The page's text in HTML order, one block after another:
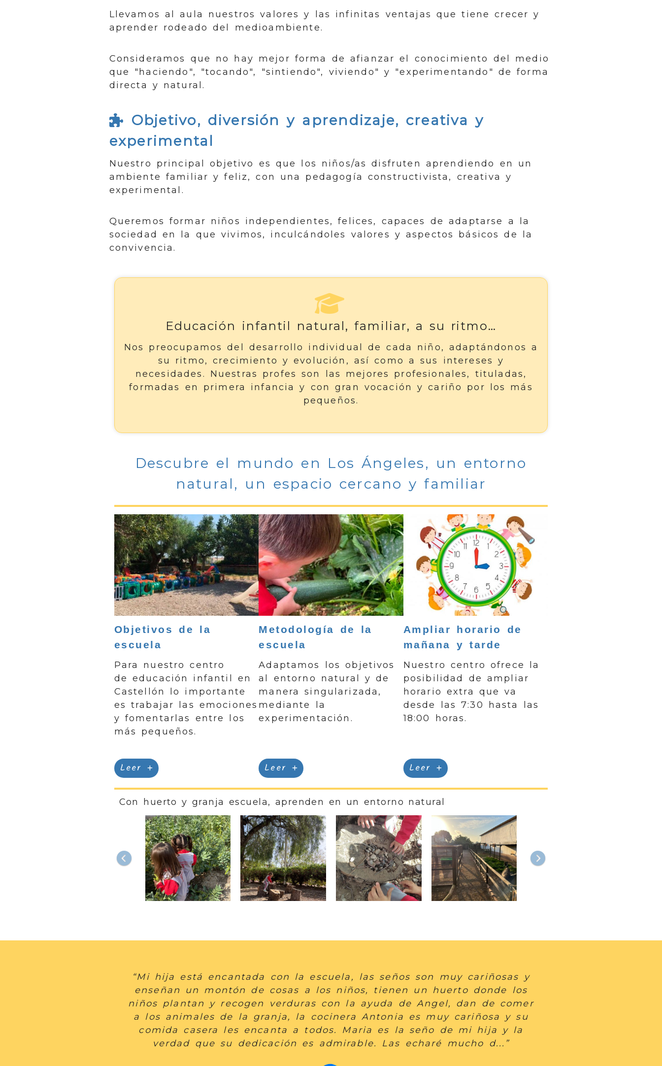
Llevamos al aula nuestros valores y las infinitas ventajas que tiene crecer y
aprender rodeado del medioambiente.
Consideramos que no hay mejor forma de afianzar el conocimiento del medio
que "haciendo", "tocando", "sintiendo", viviendo" y "experimentando" de forma
directa y natural.
Objetivo, diversión y aprendizaje, creativa y
experimental
Nuestro principal objetivo es que los niños/as disfruten aprendiendo en un
ambiente familiar y feliz, con una pedagogía constructivista, creativa y
experimental.
Queremos formar niños independientes, felices, capaces de adaptarse a la
sociedad en la que vivimos, inculcándoles valores y aspectos básicos de la
convivencia.
Educación infantil natural, familiar, a su ritmo…
Nos preocupamos del desarrollo individual de cada niño, adaptándonos a
su ritmo, crecimiento y evolución, así como a sus intereses y
necesidades. Nuestras profes son las mejores profesionales, tituladas,
formadas en primera infancia y con gran vocación y cariño por los más
pequeños.
Descubre el mundo en Los Ángeles, un entorno
natural, un espacio cercano y familiar
Objetivos de la
escuela
Para nuestro centro
de educación infantil en
Castellón lo importante
es trabajar las emociones
y fomentarlas entre los
más pequeños.
Leer
Metodología de la
escuela
Adaptamos los objetivos
al entorno natural y de
manera singularizada,
mediante la
experimentación.
Leer
Ampliar horario de
mañana y tarde
Nuestro centro ofrece la
posibilidad de ampliar
horario extra que va
desde las 7:30 hasta las
18:00 horas.
Leer
Con huerto y granja escuela, aprenden en un entorno natural
Anterior
“Mi hija está encantada con la escuela, las seños son muy cariñosas y
enseñan un montón de cosas a los niños, tienen un huerto donde los
niños plantan y recogen verduras con la ayuda de Angel, dan de comer
a los animales de la granja, la cocinera Antonia es muy cariñosa y su
comida casera les encanta a todos. Maria es la seño de mi hija y la
verdad que su dedicación es admirable. Las echaré mucho d...”